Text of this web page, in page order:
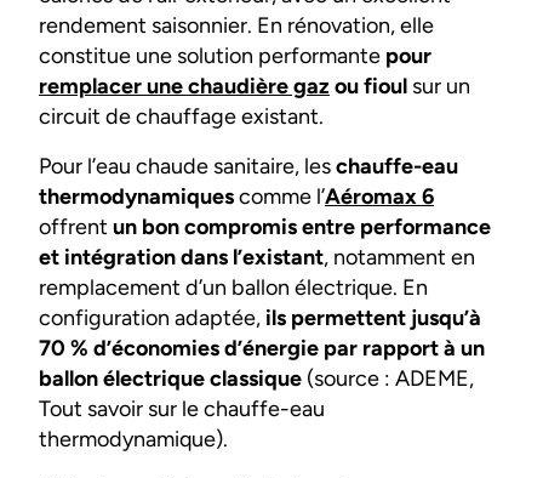
rendement saisonnier. En rénovation, elle
constitue une solution performante pour
remplacer une chaudière gaz ou fioul sur un
circuit de chauffage existant.
Pour l’eau chaude sanitaire, leschauffe-eau
thermodynamiquescomme l’Aéromax 6
offrent un bon compromis entre performance
et intégration dans l’existant, notamment en
remplacement d’un ballon électrique. En
configuration adaptée, ils permettent jusqu’à
70 % d’économies d’énergie par rapport à un
ballon électrique classique (source : ADEME,
Tout savoir sur le chauffe-eau
thermodynamique).